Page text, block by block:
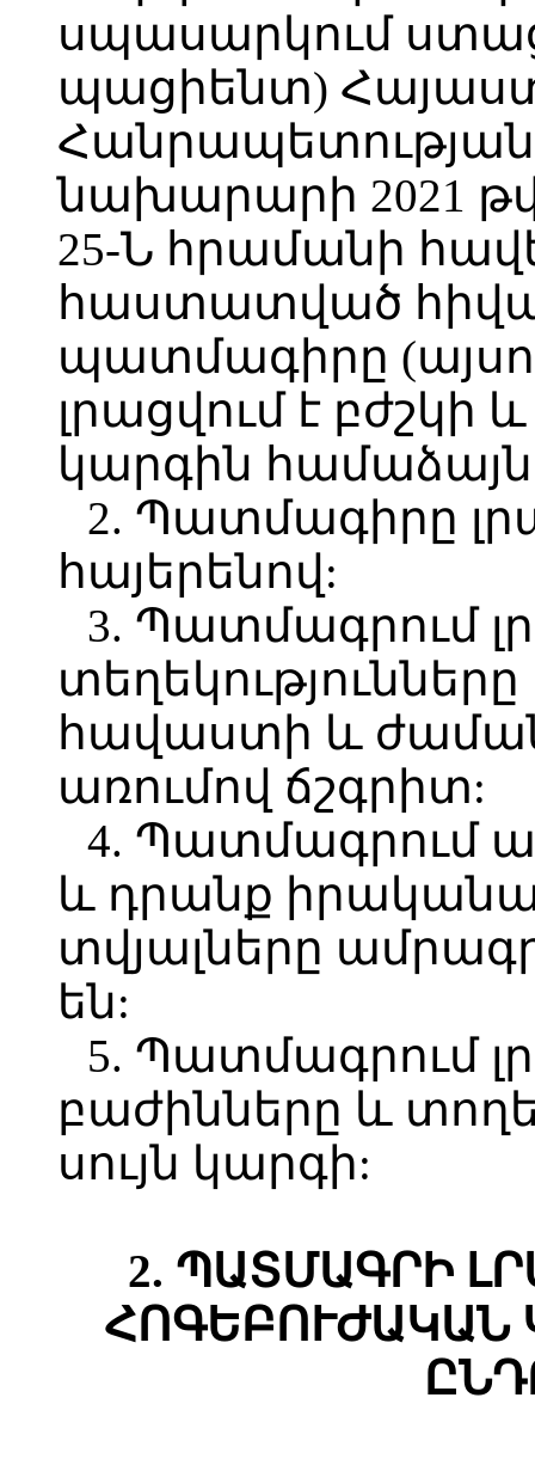
սպասարկում
պացիենտ)
նախարարի 2021
25-Ն հրամանի
հաստատված
պատմագիրը
լրացվում է բժշկի
կարգին
2. Պատմագիրը
հայերենով:
3. Պատմագրում
հավաստի և
առումով ճշգրիտ:
4. Պատմագրում
և դրանք
տվյալները
են:
5. Պատմագրում
բաժինները և
սույն կարգի:
2. ՊԱՏՄԱԳՐԻ
ՀՈԳԵԲՈՒԺԱԿԱՆ